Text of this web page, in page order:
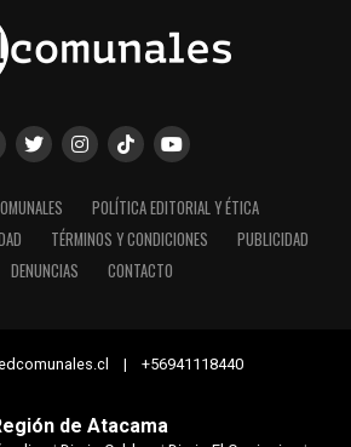
POLÍTICA EDITORIAL Y ÉTICA
TÉRMINOS Y CONDICIONES
PUBLICIDAD
DENUNCIAS
CONTACTO
| +56941118440
de Atacama